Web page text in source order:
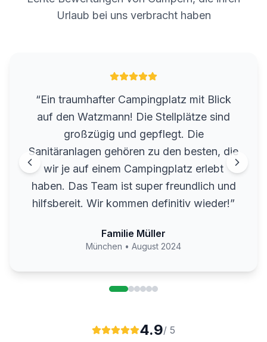
Urlaub bei uns verbracht haben
“Ein traumhafter Campingplatz mit Blick
auf den Watzmann! Die Stellplätze sind
großzügig und gepflegt. Die
Sanitäranlagen gehören zu den besten, die
wir je auf einem Campingplatz erlebt
haben. Das Team ist super freundlich und
hilfsbereit. Wir kommen definitiv wieder!”
Familie Müller
München • August 2024
4.9/ 5